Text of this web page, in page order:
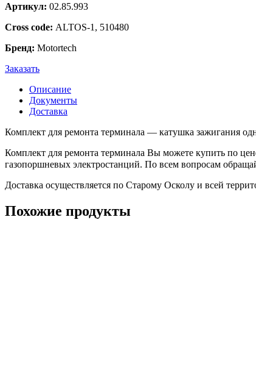
Артикул: 02.85.993
Cross code: ALTOS-1, 510480
Бренд: Motortech
Заказать
Описание
Документы
Доставка
Комплект для ремонта терминала — катушка зажигания
Комплект для ремонта терминала Вы можете купить по
газопоршневых электростанций. По всем вопросам
Доставка осуществляется по Старому Осколу и всей
Похожие продукты